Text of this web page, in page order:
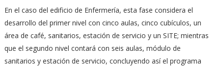
En el caso del edificio de Enfermería, esta fase considera el
desarrollo del primer nivel con cinco aulas, cinco cubículos, un
área de café, sanitarios, estación de servicio y un SITE; mientras
que el segundo nivel contará con seis aulas, módulo de
sanitarios y estación de servicio, concluyendo así el programa